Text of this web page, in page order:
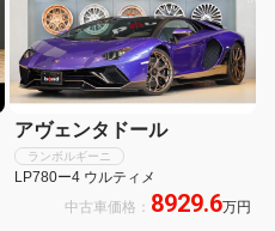
アヴェンタドール
ランボルギーニ
LP780ー4 ウルティメ
中古車価格： 8929.6万円